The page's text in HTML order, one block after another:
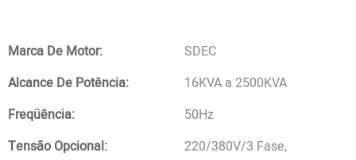
Marca De Motor:
SDEC
Alcance De Potência:
16KVA a 2500KVA
Freqüência:
50Hz
Tensão Opcional:
220/380V/3 Fase,